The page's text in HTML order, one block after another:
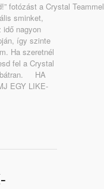
fotózást a Crystal
sminket,
nagyon
így szinte
Ha szeretnél
fel a Crystal
bátran. HA
EGY LIKE-